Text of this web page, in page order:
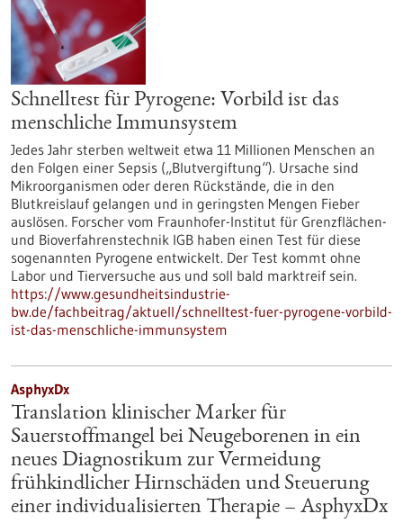
Schnelltest für Pyrogene: Vorbild ist das
menschliche Immunsystem
Jedes Jahr sterben weltweit etwa 11 Millionen Menschen an
den Folgen einer Sepsis („Blutvergiftung“). Ursache sind
Mikroorganismen oder deren Rückstände, die in den
Blutkreislauf gelangen und in geringsten Mengen Fieber
auslösen. Forscher vom Fraunhofer-Institut für Grenzflächen-
und Bioverfahrenstechnik IGB haben einen Test für diese
sogenannten Pyrogene entwickelt. Der Test kommt ohne
Labor und Tierversuche aus und soll bald marktreif sein.
https://www.gesundheitsindustrie-
bw.de/fachbeitrag/aktuell/schnelltest-fuer-pyrogene-vorbild-
ist-das-menschliche-immunsystem
AsphyxDx
Translation klinischer Marker für
Sauerstoffmangel bei Neugeborenen in ein
neues Diagnostikum zur Vermeidung
frühkindlicher Hirnschäden und Steuerung
einer individualisierten Therapie – AsphyxDx